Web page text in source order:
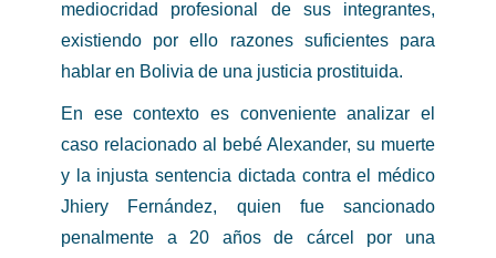
mediocridad profesional de sus integrantes,
existiendo por ello razones suficientes para
hablar en Bolivia de una justicia prostituida.
En ese contexto es conveniente analizar el
caso relacionado al bebé Alexander, su muerte
y la injusta sentencia dictada contra el médico
Jhiery Fernández, quien fue sancionado
penalmente a 20 años de cárcel por una